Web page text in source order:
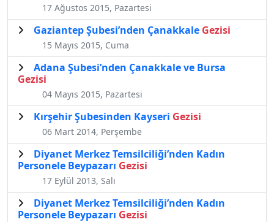
17 Ağustos 2015, Pazartesi
Gaziantep Şubesi’nden Çanakkale Gezisi
15 Mayıs 2015, Cuma
​Adana Şubesi’nden Çanakkale ve Bursa
Gezisi
04 Mayıs 2015, Pazartesi
Kırşehir Şubesinden Kayseri Gezisi
06 Mart 2014, Perşembe
Diyanet Merkez Temsilciliği’nden Kadın
Personele Beypazarı Gezisi
17 Eylül 2013, Salı
Diyanet Merkez Temsilciliği’nden Kadın
Personele Beypazarı Gezisi